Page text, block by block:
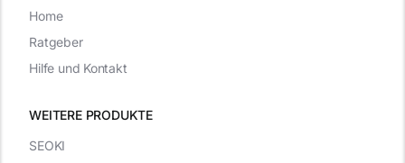
WEITERE PRODUKTE
SEOKI
Home
Ratgeber
Hilfe und Kontakt